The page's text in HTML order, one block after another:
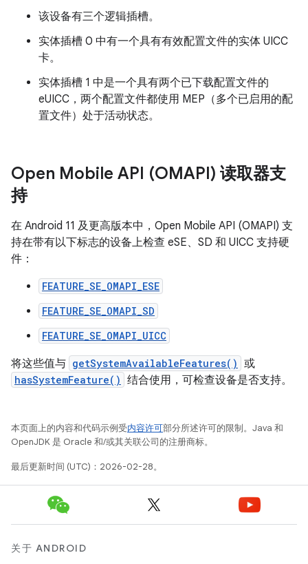
该设备有三个逻辑插槽。
实体插槽 0 中有一个具有有效配置文件的实体 UICC
卡。
实体插槽 1 中是一个具有两个已下载配置文件的
eUICC，两个配置文件都使用 MEP（多个已启用的配
置文件）处于活动状态。
Open Mobile API (OMAPI) 读取器支
持
在 Android 11 及更高版本中，Open Mobile API (OMAPI) 支
持在带有以下标志的设备上检查 eSE、SD 和 UICC 支持硬
件：
FEATURE_SE_OMAPI_ESE
FEATURE_SE_OMAPI_SD
FEATURE_SE_OMAPI_UICC
将这些值与 getSystemAvailableFeatures() 或
hasSystemFeature() 结合使用，可检查设备是否支持。
本页面上的内容和代码示例受内容许可部分所述许可的限制。Java 和
OpenJDK 是 Oracle 和/或其关联公司的注册商标。
最后更新时间 (UTC)：2026-02-28。
关于 ANDROID